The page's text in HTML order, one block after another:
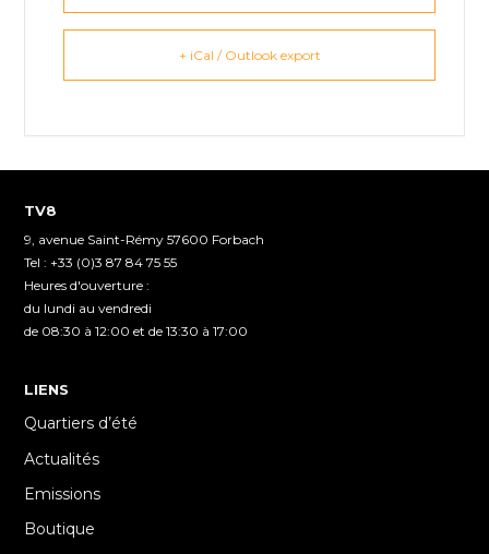
+ iCal / Outlook export
TV8
9, avenue Saint-Rémy 57600 Forbach
Tel : +33 (0)3 87 84 75 55
Heures d'ouverture :
du lundi au vendredi
de 08:30 à 12:00 et de 13:30 à 17:00
LIENS
Quartiers d’été
Actualités
Emissions
Boutique